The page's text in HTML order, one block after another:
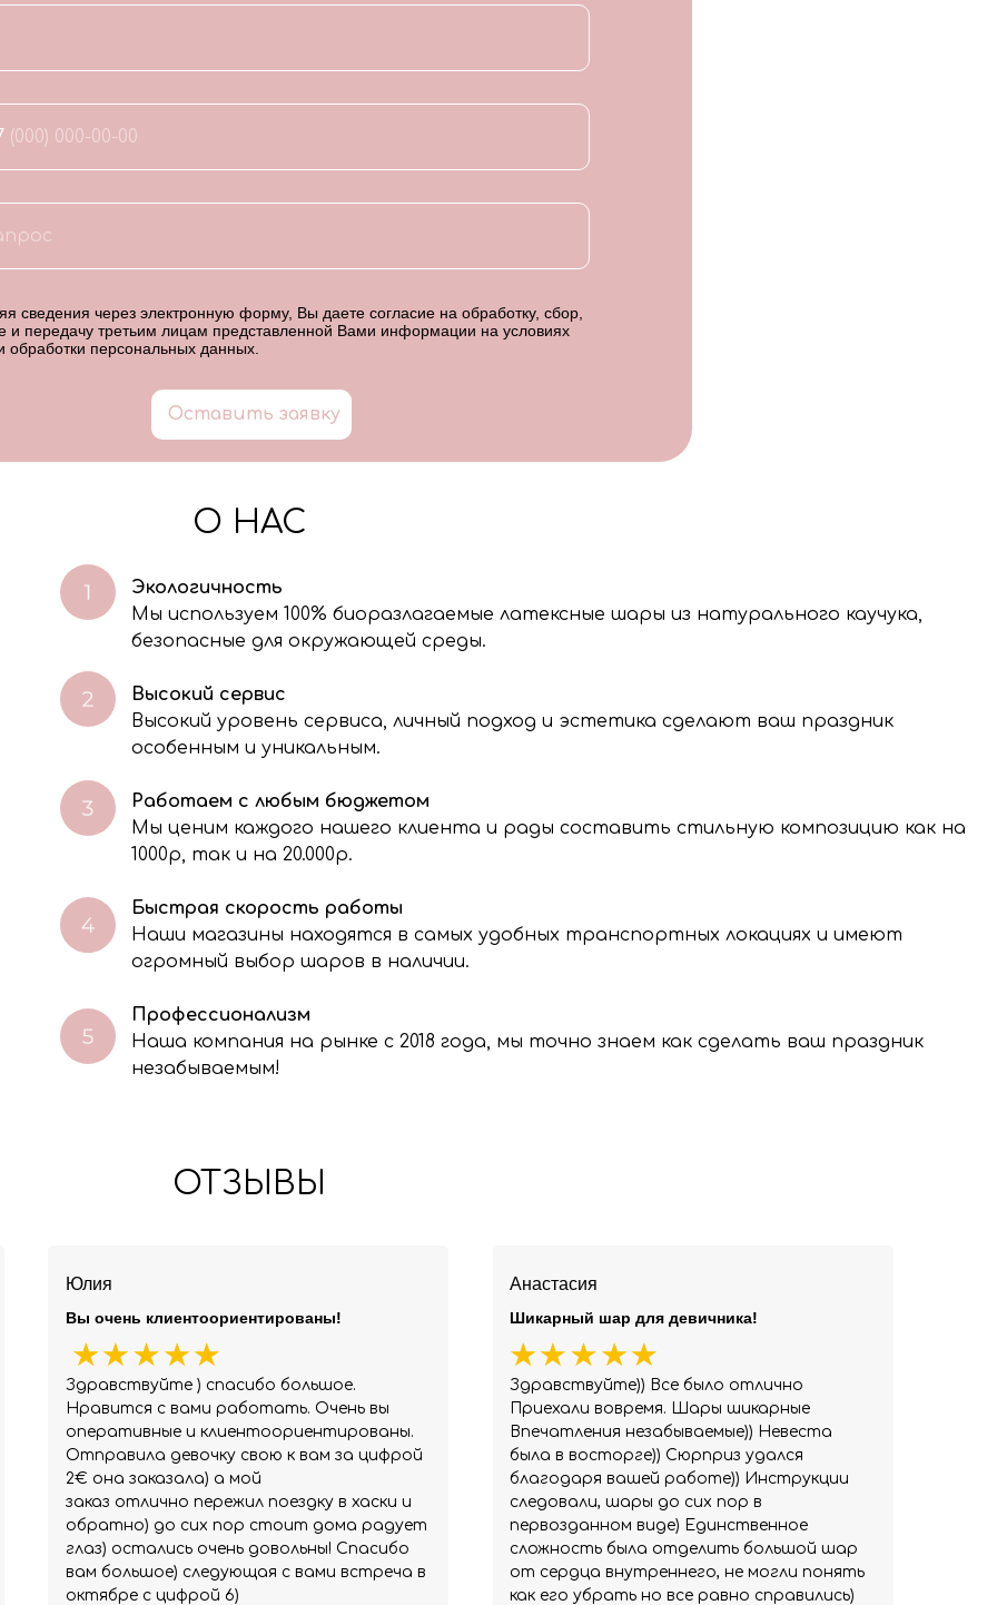
сведения через электронную форму, Вы даете согласие на обработку, сбор,
и передачу третьим лицам представленной Вами информации на условиях
обработки персональных данных.
Оставить заявку
электронную форму, Вы даете согласие на обработку, сбор, хранение и передачу
Вами информации на условиях Политики обработки персональных данных.
О НАС
Экологичность
Мы используем 100% биоразлагаемые латексные шары из натурального каучука,
безопасные для окружающей среды.
Высокий сервис
Высокий уровень сервиса, личный подход и эстетика сделают ваш праздник
особенным и уникальным.
Работаем с любым бюджетом
Мы ценим каждого нашего клиента и рады составить стильную композицию как на
1000р, так и на 20.000р.
Быстрая скорость работы
Наши магазины находятся в самых удобных транспортных локациях и имеют
огромный выбор шаров в наличии.
Профессионализм
Наша компания на рынке с 2018 года, мы точно знаем как сделать ваш праздник
незабываемым!
ОТЗЫВЫ
Юлия
Здравствуйте ) спасибо большое.
Нравится с вами работать. Очень вы
оперативные и клиентоориентированы.
Отправила девочку свою к вам за цифрой
2€ она заказала) а мой
заказ отлично пережил поездку в хаски и
обратно) до сих пор стоит дома радует
глаз) остались очень довольны! Спасибо
вам большое) следующая с вами встреча в
октябре с цифрой 6)
Вы очень клиентоориентированы!
Анастасия
Здравствуйте)) Все было отлично
Приехали вовремя. Шары шикарные
Впечатления незабываемые)) Невеста
была в восторге)) Сюрприз удался
благодаря вашей работе)) Инструкции
следовали, шары до сих пор в
первозданном виде) Единственное
сложность была отделить большой шар
от сердца внутреннего, не могли понять
как его убрать но все равно справились)
Шикарный шар для девичника!